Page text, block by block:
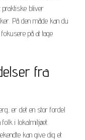
bliver
På den måde kan du
på at tage
fra
er det en stor fordel
i lokalmiljøet.
kan give dig et